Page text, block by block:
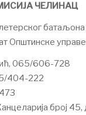
ЧЕЛИНАЦ
Општинске
065/606-728
404-222
број